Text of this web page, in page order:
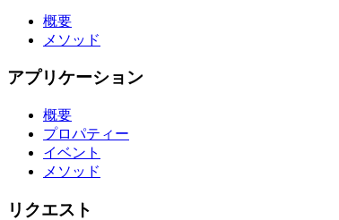
概要
メソッド
アプリケーション
概要
プロパティー
イベント
メソッド
リクエスト